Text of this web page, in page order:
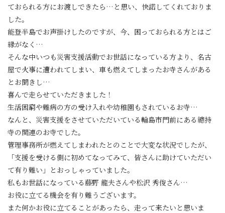
ておられる方にお渡しできたら…と思い、快諾してくれておりま
した。
能登半島でお声掛けしたのですが、今、困っておられる方とはご
縁がなく…
そんな中いつも災害支援活動でお世話になっている方より、名古
屋で火事に遭われてしまい、車も燃えてしまったお寺さんがある
とお聞きし…
喜んで走らせていただきました！
生活困窮や難病の方の受け入れや幼稚園もされているお寺…
なんと、災害支援をさせていただいている輪島市門前にある總持
寺の関連のお寺でした。
管理事務所が燃えてしまわれたとのことで大変な状況でしたが、
「支援を受ける側に初めてなってみて、皆さんに助けていただい
て有り難い」とおっしゃっていました。
私もお世話になっている藤野 龍夫さんや松沢 秀俊さん…
お役に立てる機会を有り難うございます。
また何かお役に立てることがあったら、走って来たいと思いま